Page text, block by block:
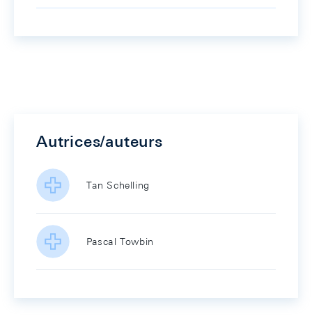
Autrices/auteurs
Tan Schelling
Pascal Towbin